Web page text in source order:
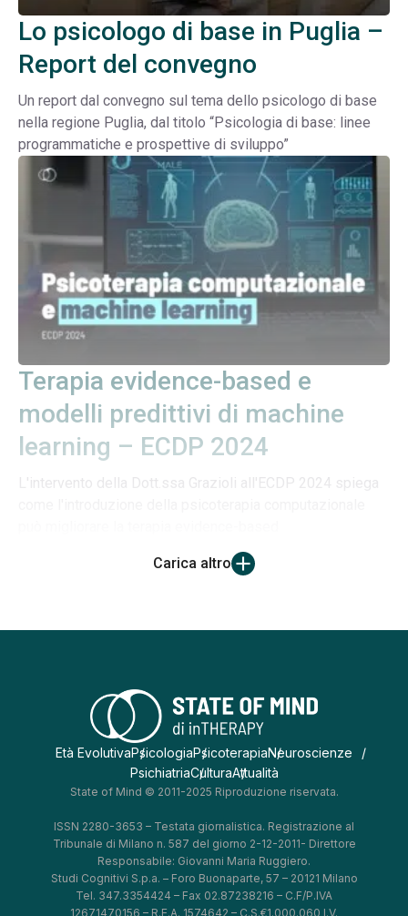
Lo psicologo di base in Puglia –
Report del convegno
Un report dal convegno sul tema dello psicologo di base
nella regione Puglia, dal titolo “Psicologia di base: linee
programmatiche e prospettive di sviluppo”
Terapia evidence-based e
modelli predittivi di machine
learning – ECDP 2024
L'intervento della Dott.ssa Grazioli all'ECDP 2024 spiega
Carica altro
Età EvolutivaPsicologiaPsicoterapiaNeuroscienze
PsichiatriaCulturaAttualità
State of Mind © 2011-2025 Riproduzione riservata.
ISSN 2280-3653 – Testata giornalistica. Registrazione al
Tribunale di Milano n. 587 del giorno 2-12-2011- Direttore
Responsabile: Giovanni Maria Ruggiero.
Studi Cognitivi S.p.a. – Foro Buonaparte, 57 – 20121 Milano
Tel. 347.3354424 – Fax 02.87238216 – C.F/P.IVA
12671470156 – R.E.A. 1574642 – C.S.€1.000.060 I.V.